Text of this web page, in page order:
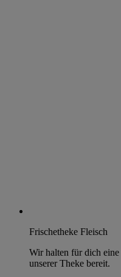
Frischetheke Fleisch
Wir halten für dich
unserer Theke bereit.